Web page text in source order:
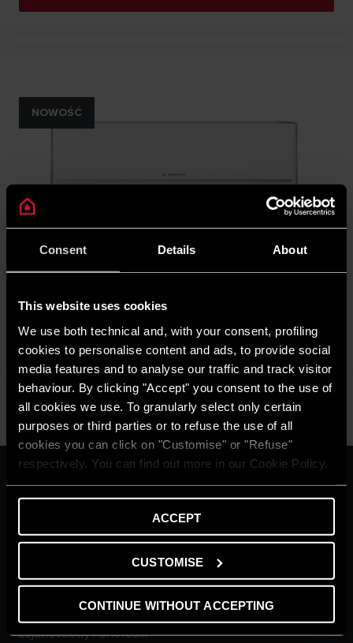
Consent Details About
This website uses cookies
We use both technical and, with your consent, profiling
cookies to personalise content and ads, to provide social
media features and to analyse our traffic and track visitor
behaviour. By clicking "Accept" you consent to the use of
all cookies we use. To granularly select only certain
purposes or third parties or to refuse the use of all
cookies you can click on "Customise" or "Refuse"
respectively. You can find out more in our Cookie Policy.
ACCEPT
CUSTOMISE
CONTINUE WITHOUT ACCEPTING
NOWOŚĆ
NEVIS EVO R32 – klimatyzator ścienny
*Klasa energetyczna A+++ (A+++/D)
ODKRYJ
ARISTON GROUP
THE COMFORT WAY
POMOC
Lojalnościowy | OneTeam